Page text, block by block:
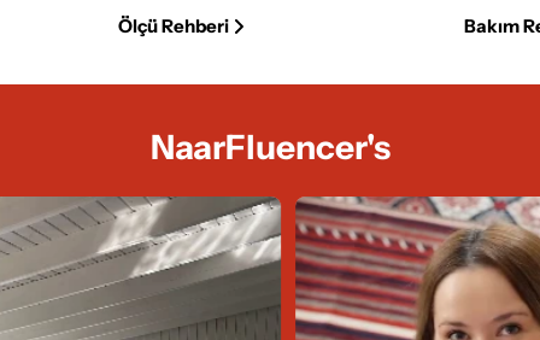
Ölçü Rehberi Bakım
NaarFluencer's